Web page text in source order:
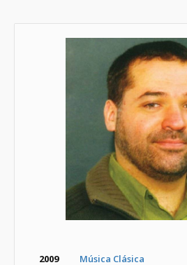
2009
Música Clásica